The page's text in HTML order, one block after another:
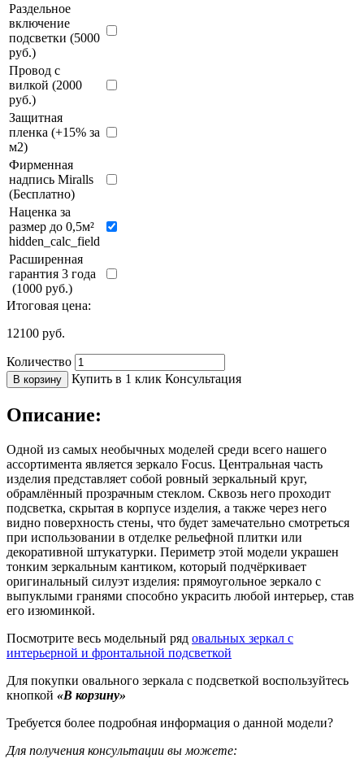
Раздельное
включение
подсветки (5000
руб.)
Провод с
вилкой (2000
руб.)
Защитная
пленка (+15% за
м2)
Фирменная
надпись Miralls
(Бесплатно)
Наценка за
размер до 0,5м²
hidden_calc_field
Расширенная
гарантия 3 года
(1000 руб.)
Итоговая цена:
12100 руб.
Количество
В корзину Купить в 1 клик Консультация
Описание:
Одной из самых необычных моделей среди всего нашего
ассортимента является зеркало Focus. Центральная часть
изделия представляет собой ровный зеркальный круг,
обрамлённый прозрачным стеклом. Сквозь него проходит
подсветка, скрытая в корпусе изделия, а также через него
видно поверхность стены, что будет замечательно смотреться
при использовании в отделке рельефной плитки или
декоративной штукатурки. Периметр этой модели украшен
тонким зеркальным кантиком, который подчёркивает
оригинальный силуэт изделия: прямоугольное зеркало с
выпуклыми гранями способно украсить любой интерьер, став
его изюминкой.
Посмотрите весь модельный ряд овальных зеркал с
интерьерной и фронтальной подсветкой
Для покупки овального зеркала с подсветкой воспользуйтесь
кнопкой «В корзину»
Требуется более подробная информация о данной модели?
Для получения консультации вы можете: